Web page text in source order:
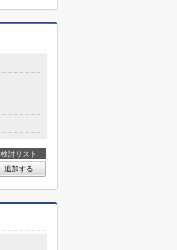
検討リスト
追加する